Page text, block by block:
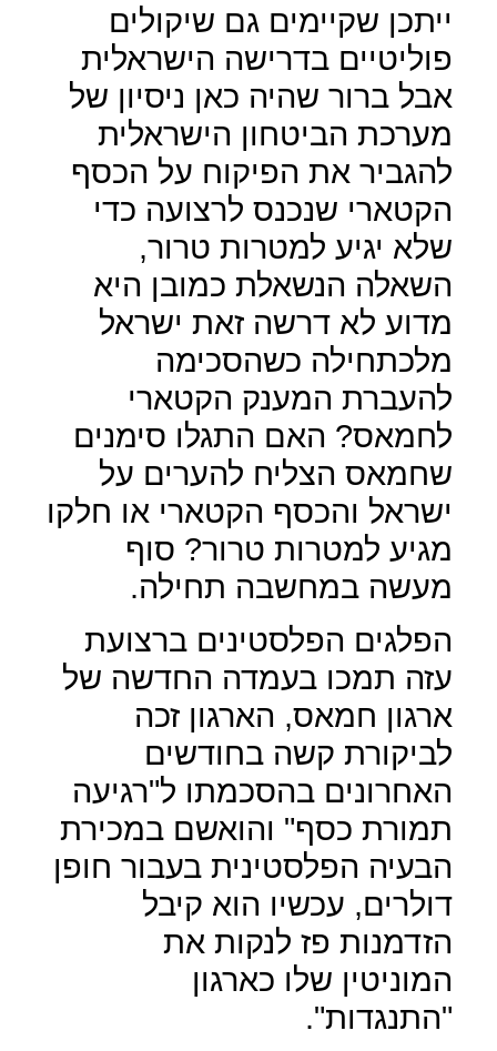
ייתכן שקיימים גם שיקולים
פוליטיים בדרישה הישראלית
אבל ברור שהיה כאן ניסיון של
מערכת הביטחון הישראלית
להגביר את הפיקוח על הכסף
הקטארי שנכנס לרצועה כדי
שלא יגיע למטרות טרור,
השאלה הנשאלת כמובן היא
מדוע לא דרשה זאת ישראל
מלכתחילה כשהסכימה
להעברת המענק הקטארי
לחמאס? האם התגלו סימנים
שחמאס הצליח להערים על
ישראל והכסף הקטארי או חלקו
מגיע למטרות טרור? סוף
מעשה במחשבה תחילה.
הפלגים הפלסטינים ברצועת
עזה תמכו בעמדה החדשה של
ארגון חמאס, הארגון זכה
לביקורת קשה בחודשים
האחרונים בהסכמתו ל"רגיעה
תמורת כסף" והואשם במכירת
הבעיה הפלסטינית בעבור חופן
דולרים, עכשיו הוא קיבל
הזדמנות פז לנקות את
המוניטין שלו כארגון
"התנגדות".